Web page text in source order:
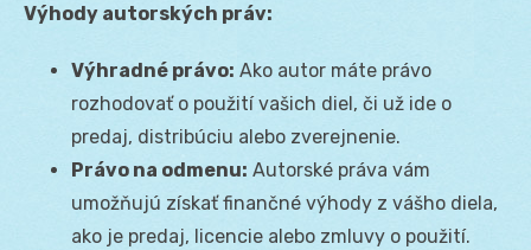
Výhody autorských práv:
Výhradné právo: Ako autor máte právo
rozhodovať o použití vašich diel, či už ide o
predaj, distribúciu alebo zverejnenie.
Právo na odmenu: Autorské práva vám
umožňujú získať finančné výhody z vášho diela,
ako je predaj, licencie alebo zmluvy o použití.